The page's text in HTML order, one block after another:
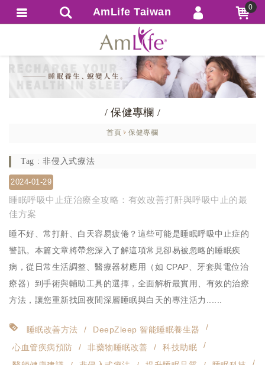
/ 保健專欄 /
首頁 保健專欄
Tag : 非侵入式療法
2024-01-29
睡眠呼吸中止症治療全攻略：有效改善打鼾與呼吸中止的最
佳方案
睡不好、常打鼾、白天容易疲倦？這些可能是睡眠呼吸中止症的
警訊。本篇文章將帶您深入了解這項常見卻易被忽略的睡眠疾
病，從日常生活調整、醫療器材應用（如 CPAP、牙套與電位治
療器）到手術與輔助工具的選擇，全面解析最實用、有效的治療
方法，讓您重新找回夜間深層睡眠與白天的專注活力......
睡眠改善方法
DeepZleep 智能睡眠養生器
心血管疾病預防
非藥物睡眠改善
科技助眠
AmLife Taiwan 0
會員登入
會員註冊
忘記密碼
繁體中文